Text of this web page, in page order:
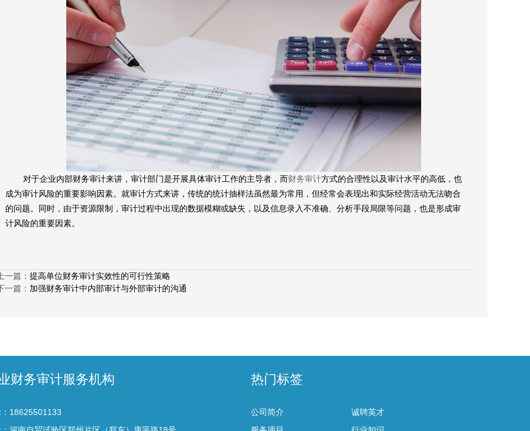
对于企业内部财务审计来讲，审计部门是开展具体审计工作的主导者，而财务审计方式的合理性以及审计水平的高低，也
成为审计风险的重要影响因素。就审计方式来讲，传统的统计抽样法虽然最为常用，但经常会表现出和实际经营活动无法吻合
的问题。同时，由于资源限制，审计过程中出现的数据模糊或缺失，以及信息录入不准确、分析手段局限等问题，也是形成审
计风险的重要因素。
一篇： 提高单位财务审计实效性的可行性策略
一篇： 加强财务审计中内部审计与外部审计的沟通
财务审计服务机构
18625501133
热门标签
公司简介
诚聘英才